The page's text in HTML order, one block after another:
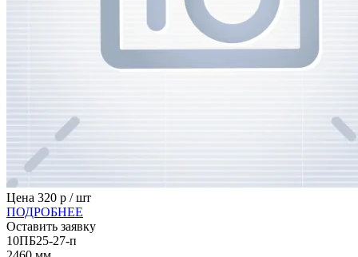
Цена 320 р / шт
ПОДРОБНЕЕ
Оставить заявку
10ПБ25-27-п